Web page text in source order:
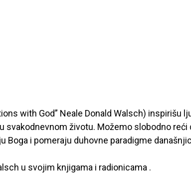
with God” Neale Donald Walsch) inspirišu
svakodnevnom životu. Možemo slobodno reći
Boga i pomeraju duhovne paradigme
u svojim knjigama i radionicama .